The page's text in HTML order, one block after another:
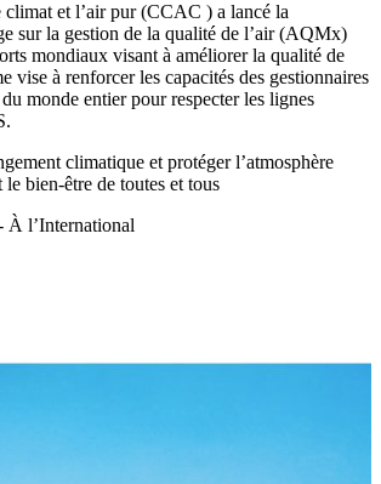
et l’air pur (CCAC ) a lancé la
sur la gestion de la qualité de l’air (AQMx)
mondiaux visant à améliorer la qualité de
vise à renforcer les capacités des gestionnaires
monde entier pour respecter les lignes
climatique et protéger l’atmosphère
bien-être de toutes et tous
À l’International